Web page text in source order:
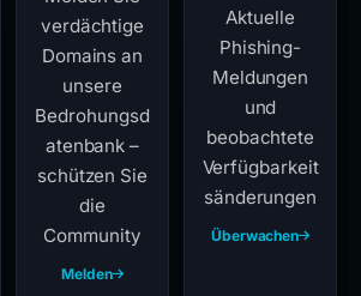
verdächtige
Domains an
unsere
Bedrohungsd
atenbank –
schützen Sie
die
Community
Melden
Aktuelle
Phishing-
Meldungen
und
beobachtete
Verfügbarkeit
sänderungen
Überwachen